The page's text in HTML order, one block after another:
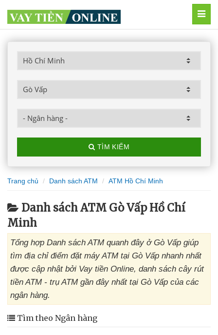
TÌM KIẾM
Trang chủ Danh sách ATM ATM Hồ Chí Minh
Danh sách ATM Gò Vấp Hồ Chí
Minh
Tổng hợp Danh sách ATM quanh đây ở Gò Vấp giúp
tìm địa chỉ điểm đặt máy ATM tại Gò Vấp nhanh nhất
được cập nhật bởi Vay tiền Online, danh sách cây rút
tiền ATM - trụ ATM gần đây nhất tại Gò Vấp của các
ngân hàng.
Tìm theo Ngân hàng